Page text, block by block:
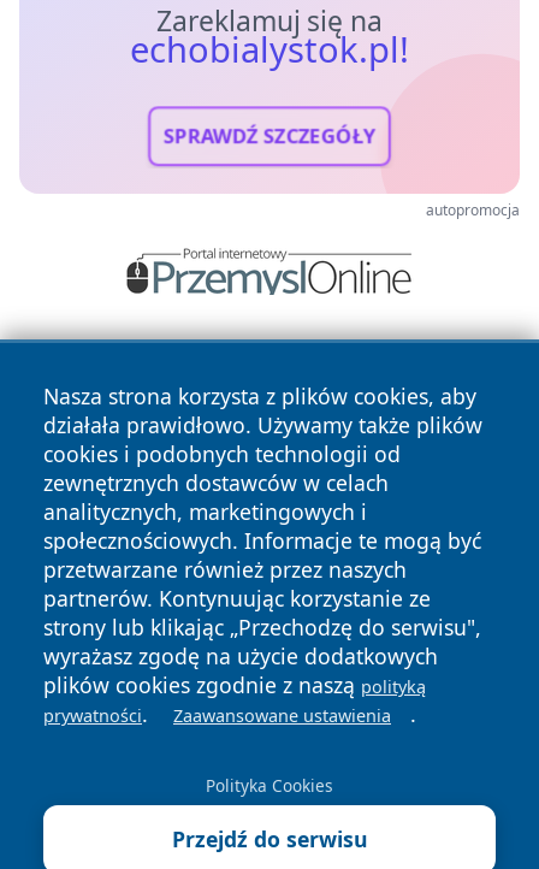
Zareklamuj się na
echobialystok.pl!
SPRAWDŹ SZCZEGÓŁY
autopromocja
Nasza strona korzysta z plików cookies, aby
działała prawidłowo. Używamy także plików
cookies i podobnych technologii od
zewnętrznych dostawców w celach
analitycznych, marketingowych i
społecznościowych. Informacje te mogą być
przetwarzane również przez naszych
partnerów. Kontynuując korzystanie ze
strony lub klikając „Przechodzę do serwisu",
wyrażasz zgodę na użycie dodatkowych
plików cookies zgodnie z naszą polityką
prywatności. Zaawansowane ustawienia .
Polityka Cookies
Przejdź do serwisu
Copyright © 2026 echobialystok.pl Wszystkie prawa
zastrzeżone.
News Autorzy
Polityka
Prywatności
Polityka
Cookies